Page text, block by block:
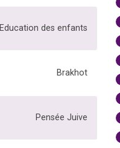
Education des enfants
Brakhot
Pensée Juive